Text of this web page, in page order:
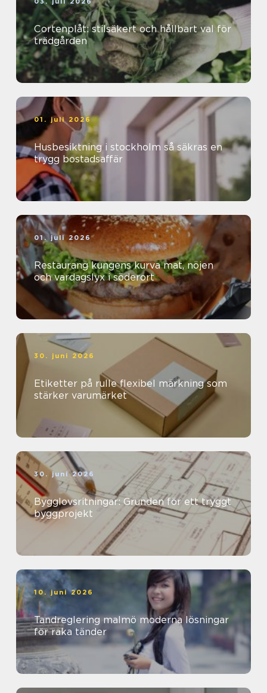
Cortenplåt: stilsäkert och hållbart val för
trädgården
01. juli 2026
Husbesiktning i stockholm så säkras en
trygg bostadsaffär
01. juli 2026
Restaurang kungens kurva mat, nöjen
och vardagslyx i söderort
30. juni 2026
Etiketter på rulle flexibel märkning som
stärker varumärket
30. juni 2026
Bygglovsritningar: Grunden för ett tryggt
byggprojekt
10. juni 2026
Tandreglering malmö moderna lösningar
för raka tänder